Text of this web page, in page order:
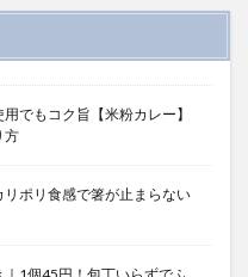
でもコク旨【米粉カレー】
方
リポリ食感で箸が止まらない